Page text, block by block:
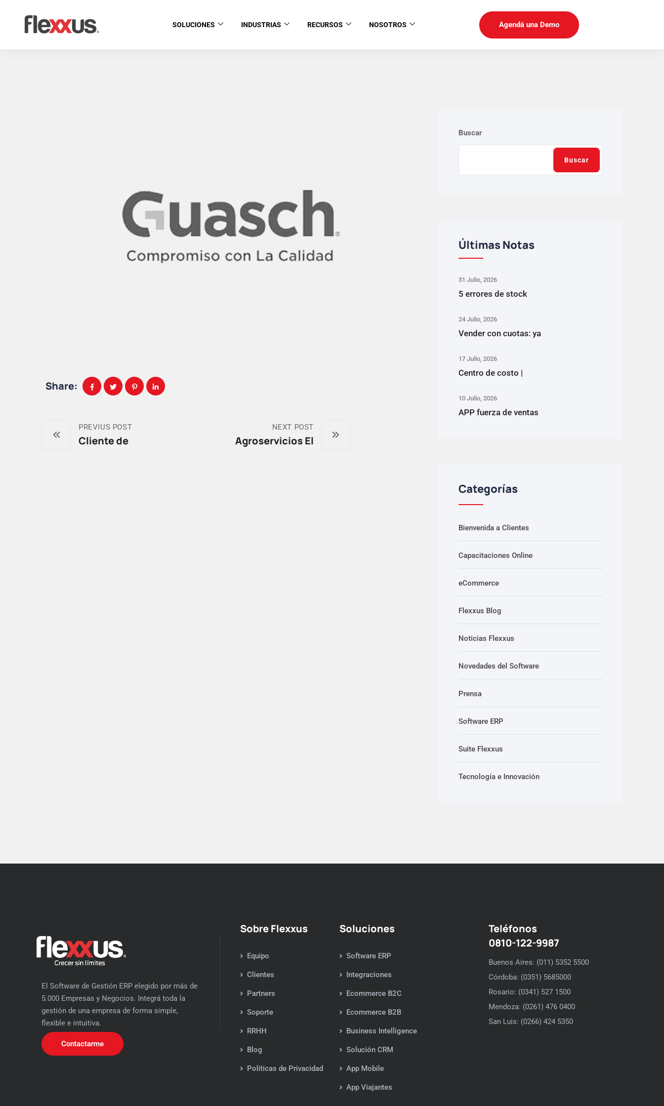
SOLUCIONES INDUSTRIAS RECURSOS NOSOTROS Agendá una Demo
Share:
PREVIUS POST
Cliente de
NEXT POST
Agroservicios El
Buscar
Buscar
Últimas Notas
31 Julio, 2026
5 errores de stock
24 Julio, 2026
Vender con cuotas: ya
17 Julio, 2026
Centro de costo |
10 Julio, 2026
APP fuerza de ventas
Categorías
Bienvenida a Clientes
Capacitaciones Online
eCommerce
Flexxus Blog
Noticias Flexxus
Novedades del Software
Prensa
Software ERP
Suite Flexxus
Tecnología e Innovación
El Software de Gestión ERP elegido por más de
5.000 Empresas y Negocios. Integrá toda la
gestión de una empresa de forma simple,
flexible e intuitiva.
Contactarme
Sobre Flexxus
Equipo
Clientes
Partners
Soporte
RRHH
Blog
Políticas de Privacidad
Soluciones
Software ERP
Integraciones
Ecommerce B2C
Ecommerce B2B
Business Intelligence
Solución CRM
App Mobile
App Viajantes
Teléfonos
0810-122-9987
Buenos Aires: (011) 5352 5500
Córdoba: (0351) 5685000
Rosario: (0341) 527 1500
Mendoza: (0261) 476 0400
San Luis: (0266) 424 5350